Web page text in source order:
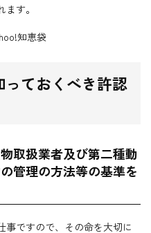
す。
知恵袋
ておくべき許認
取扱業者及び第二種動
管理の方法等の基準を
事ですので、その命を大切に